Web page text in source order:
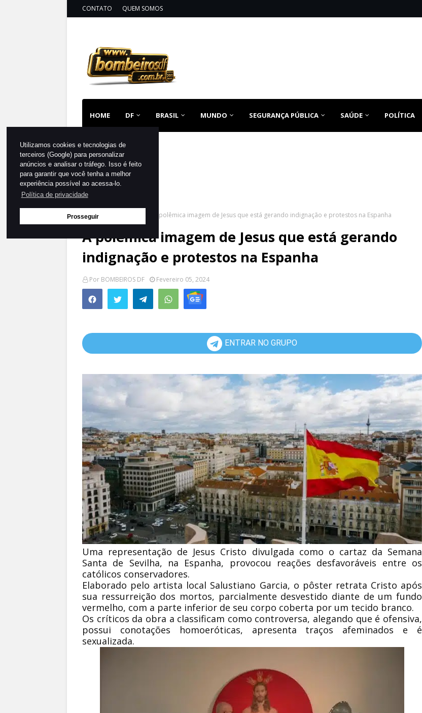
Utilizamos cookies e tecnologias de
terceiros (Google) para personalizar
anúncios e analisar o tráfego. Isso é feito
para garantir que você tenha a melhor
experiência possível ao acessa-lo.
Política de privacidade
Prosseguir
CONTATO QUEM SOMOS
HOME DF BRASIL MUNDO SEGURANÇA PÚBLICA SAÚDE POLÍTICA
Página inicial A polêmica imagem de Jesus que está gerando indignação e protestos na Espanha
A polêmica imagem de Jesus que está gerando
indignação e protestos na Espanha
Por BOMBEIROS DF Fevereiro 05, 2024
ENTRAR NO GRUPO
Uma representação de Jesus Cristo divulgada como o cartaz da Semana
Santa de Sevilha, na Espanha, provocou reações desfavoráveis entre os
católicos conservadores.
Elaborado pelo artista local Salustiano Garcia, o pôster retrata Cristo após
sua ressurreição dos mortos, parcialmente desvestido diante de um fundo
vermelho, com a parte inferior de seu corpo coberta por um tecido branco.
Os críticos da obra a classificam como controversa, alegando que é ofensiva,
possui conotações homoeróticas, apresenta traços afeminados e é
sexualizada.